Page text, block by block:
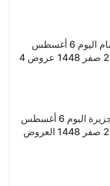
عروض نستو الدمام اليوم 6 أغسطس
2026 الموافق 23 صفر 1448 عروض 4
عروض أسواق الجزيرة اليوم 6 أغسطس
2026 الموافق 23 صفر 1448 العروض